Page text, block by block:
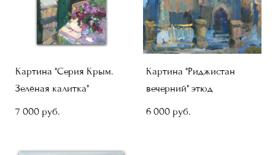
Картина "Серия Крым.
Зелёная калитка"
7 000 pуб.
Картина "Риджистан
вечерний" этюд
6 000 pуб.